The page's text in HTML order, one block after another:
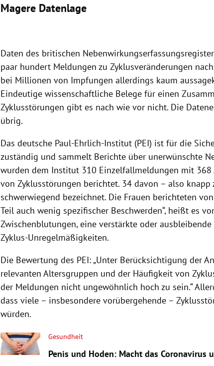
Magere Datenlage
Daten des britischen
paar hundert Meldungen zu Zyklusveränderungen
bei Millionen von Impfungen allerdings kaum
Eindeutige wissenschaftliche Belege für einen
Zyklusstörungen gibt es nach wie vor nicht. Die
übrig.
Das deutsche Paul-Ehrlich-Institut (PEI) ist für die
zuständig und sammelt Berichte über unerwünschte
wurden dem Institut 310 Einzelfallmeldungen mit 368
von Zyklusstörungen berichtet. 34 davon – also knapp
schwerwiegend bezeichnet. Die Frauen berichteten
Teil auch wenig spezifischer Beschwerden“, heißt es
Zwischenblutungen, eine verstärkte oder
Zyklus-Unregelmäßigkeiten.
Die Bewertung des PEI: „Unter Berücksichtigung der
relevanten Altersgruppen und der Häufigkeit von
der Meldungen nicht ungewöhnlich hoch zu sein.“
dass viele – insbesondere vorübergehende –
würden.
Gesundheit
Penis und Hoden: Macht das Coronavirus